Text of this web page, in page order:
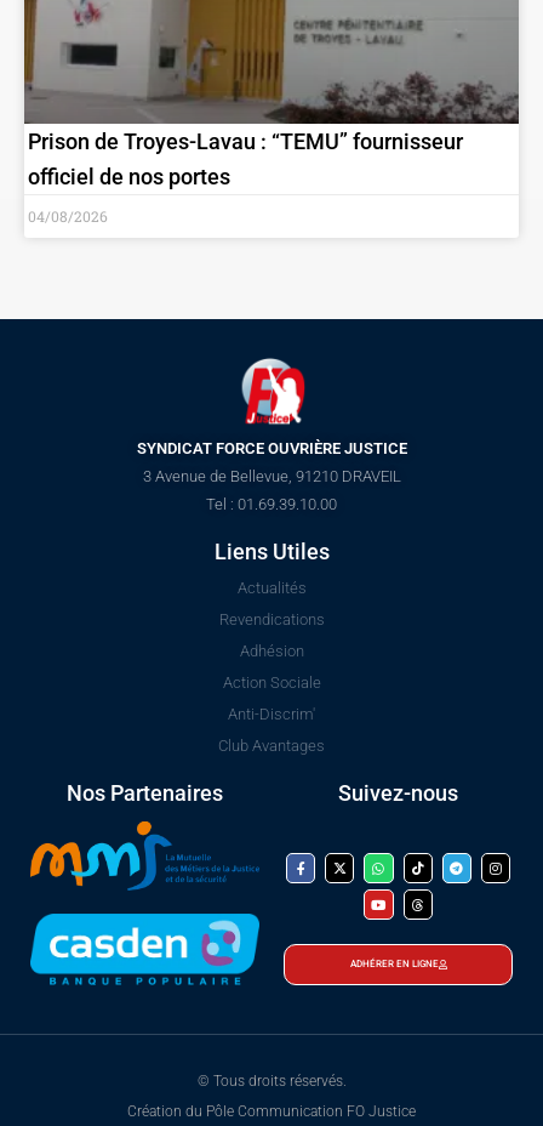
Prison de Troyes-Lavau : “TEMU” fournisseur
officiel de nos portes
04/08/2026
SYNDICAT FORCE OUVRIÈRE JUSTICE
3 Avenue de Bellevue, 91210 DRAVEIL
Tel : 01.69.39.10.00
Liens Utiles
Actualités
Revendications
Adhésion
Action Sociale
Anti-Discrim'
Club Avantages
Nos Partenaires Suivez-nous
ADHÉRER EN LIGNE
© Tous droits réservés.
Création du Pôle Communication FO Justice